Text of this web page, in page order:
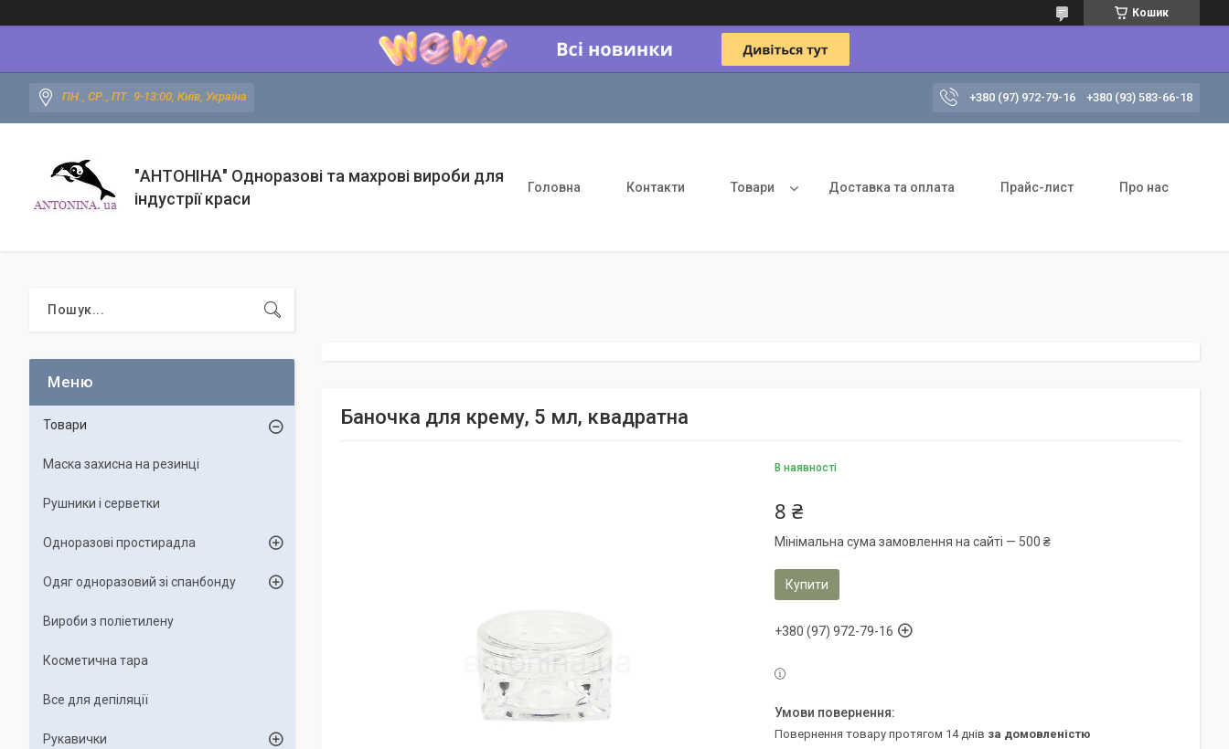
Кошик
ПН., СР., ПТ. 9-13:00, Київ, Україна +380 (97) 972-79-16 +380 (93) 583-66-18
"АНТОНІНА" Одноразові та махрові вироби для
індустрії краси
Головна Контакти Товари Доставка та оплата Прайс-лист Про нас
Баночка для крему, 5 мл, квадратна
В наявності
8 ₴
Мінімальна сума замовлення на сайті — 500 ₴
Купити
+380 (97) 972-79-16
повернення товару протягом 14 днів за домовленістю
Товари
Маска захисна на резинці
Рушники і серветки
Одноразові простирадла
Одяг одноразовий зі спанбонду
Вироби з поліетилену
Косметична тара
Все для депіляції
Рукавички